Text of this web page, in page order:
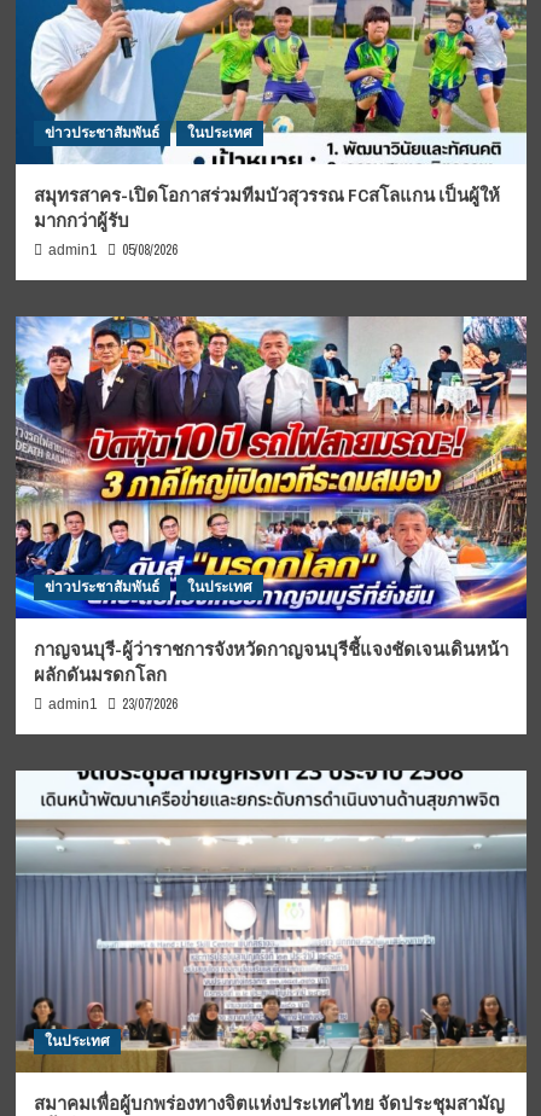
ข่าวประชาสัมพันธ์ ในประเทศ
สมุทรสาคร-เปิดโอกาสร่วมทีมบัวสุวรรณ FCสโลแกน เป็นผู้ให้
มากกว่าผู้รับ
admin1 05/08/2026
ข่าวประชาสัมพันธ์ ในประเทศ
กาญจนบุรี-ผู้ว่าราชการจังหวัดกาญจนบุรีชี้แจงชัดเจนเดินหน้า
ผลักดันมรดกโลก
admin1 23/07/2026
ในประเทศ
สมาคมเพื่อผู้บกพร่องทางจิตแห่งประเทศไทย จัดประชุมสามัญ